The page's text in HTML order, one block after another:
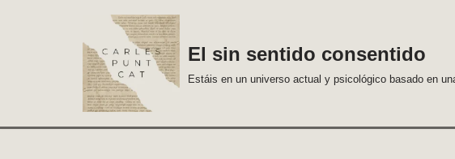
El sin sentido consentido
Estáis en un universo actual y psicológico basado en